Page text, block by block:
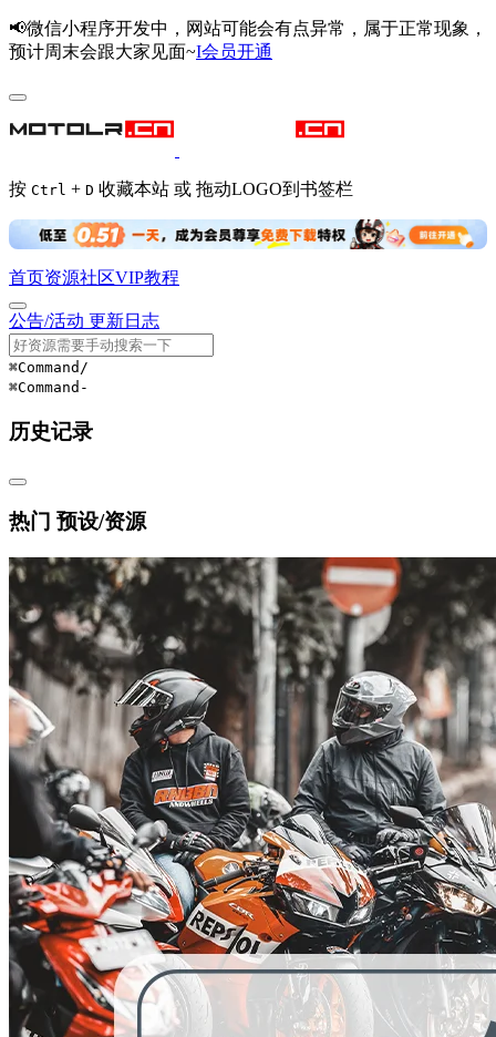
📢微信小程序开发中，网站可能会有点异常，属于正常现象，
预计周末会跟大家见面~I会员开通
按 Ctrl + D 收藏本站 或 拖动LOGO到书签栏
首页资源社区VIP教程
公告/活动 更新日志
⌘Command /
⌘Command -
历史记录
热门 预设/资源